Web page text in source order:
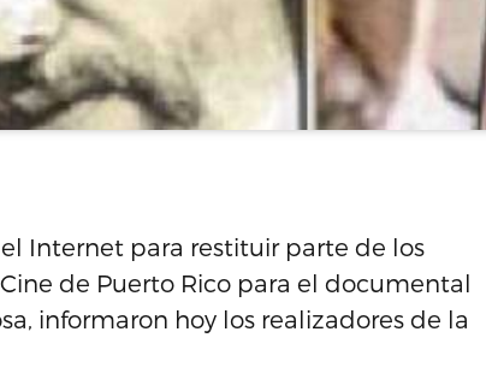
Internet para restituir parte de los
de Puerto Rico para el documental
informaron hoy los realizadores de la